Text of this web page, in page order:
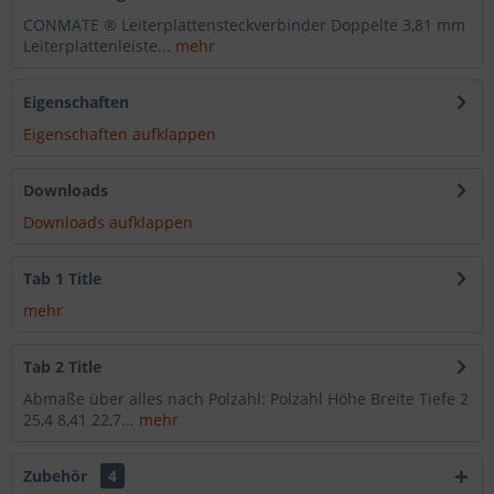
CONMATE ® Leiterplattensteckverbinder Doppelte 3,81 mm
Leiterplattenleiste... mehr
Eigenschaften
Eigenschaften aufklappen
Downloads
Downloads aufklappen
Tab 1 Title
mehr
Tab 2 Title
Abmaße über alles nach Polzahl: Polzahl Höhe Breite Tiefe 2
25,4 8,41 22,7... mehr
Zubehör 4